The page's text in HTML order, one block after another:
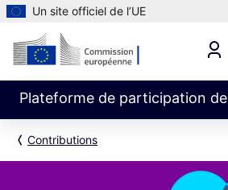
Un site officiel de l’UE
Plateforme de participation
Contributions